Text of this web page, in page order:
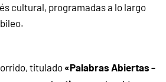
cultural, programadas a lo largo
titulado«Palabras Abiertas -